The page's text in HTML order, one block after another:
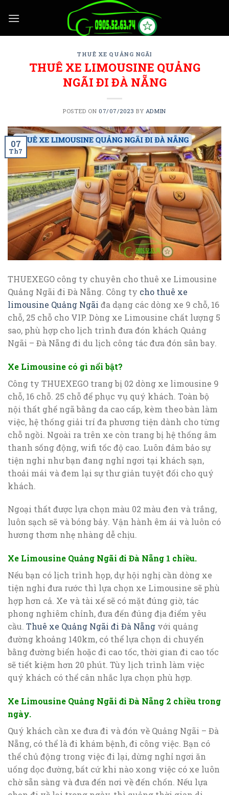
THUÊ XE QUẢNG NGÃI
THUÊ XE LIMOUSINE QUẢNG
NGÃI ĐI ĐÀ NẴNG
POSTED ON 07/07/2023 BY ADMIN
07
Th7
THUEXEGO công ty chuyên cho thuê xe Limousine
Quảng Ngãi đi Đà Nẵng. Công ty cho thuê xe
limousine Quảng Ngãi đa dạng các dòng xe 9 chỗ, 16
chỗ, 25 chỗ cho VIP. Dòng xe Limousine chất lượng 5
sao, phù hợp cho lịch trình đưa đón khách Quảng
Ngãi – Đà Nẵng đi du lịch công tác đưa đón sân bay.
Xe Limousine có gì nổi bật?
Công ty THUEXEGO trang bị 02 dòng xe limousine 9
chỗ, 16 chỗ. 25 chỗ để phục vụ quý khách. Toàn bộ
nội thất ghế ngã bằng da cao cấp, kèm theo bàn làm
việc, hệ thống giải trí đa phương tiện dành cho từng
chỗ ngồi. Ngoài ra trên xe còn trang bị hệ thống âm
thanh sống động, wifi tốc độ cao. Luôn đảm bảo sự
tiện nghi như bạn đang nghỉ ngơi tại khách sạn,
thoải mái và đem lại sự thư giản tuyệt đối cho quý
khách.
Ngoại thất được lựa chọn màu 02 màu đen và trắng,
luôn sạch sẽ và bóng bảy. Vận hành êm ái và luôn có
hương thơm nhẹ nhàng dễ chịu.
Xe Limousine Quảng Ngãi đi Đà Nẵng 1 chiều.
Nếu bạn có lịch trình họp, dự hội nghị cần dòng xe
tiện nghi đưa rước thì lựa chọn xe Limousine sẽ phù
hợp hơn cả. Xe và tài xế sẽ có mặt đúng giờ, tác
phong nghiêm chỉnh, đưa đến đúng địa điểm yêu
cầu. Thuê xe Quảng Ngãi đi Đà Nẵng với quảng
đường khoảng 140km, có thể lựa chọn di chuyển
bằng đường biển hoặc đi cao tốc, thời gian đi cao tốc
sẽ tiết kiệm hơn 20 phút. Tùy lịch trình làm việc
quý khách có thể cân nhắc lựa chọn phù hợp.
Xe Limousine Quảng Ngãi đi Đà Nẵng 2 chiều trong
ngày.
Quý khách cần xe đưa đi và đón về Quảng Ngãi – Đà
Nẵng, có thể là đi khám bệnh, đi công việc. Bạn có
thể chủ động trong việc đi lại, dừng nghỉ ngơi ăn
uống dọc đường, bất cứ khi nào xong việc có xe luôn
chờ sẵn sàng và đưa đến nơi về đến chốn. Nếu lựa